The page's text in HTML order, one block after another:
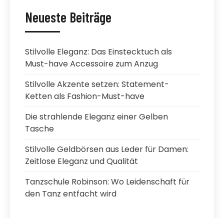
Neueste Beiträge
Stilvolle Eleganz: Das Einstecktuch als
Must-have Accessoire zum Anzug
Stilvolle Akzente setzen: Statement-
Ketten als Fashion-Must-have
Die strahlende Eleganz einer Gelben
Tasche
Stilvolle Geldbörsen aus Leder für Damen:
Zeitlose Eleganz und Qualität
Tanzschule Robinson: Wo Leidenschaft für
den Tanz entfacht wird